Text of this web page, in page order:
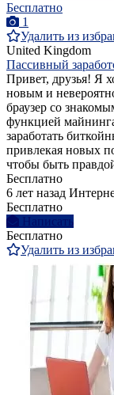
Бесплатно
1
Удалить из
United Kingdom
Пассивный
Привет, друзья! Я
новым и
браузер со
функцией
заработать
привлекая новых
чтобы быть
Бесплатно
6 лет назад
Бесплатно
Написать
Бесплатно
Удалить из